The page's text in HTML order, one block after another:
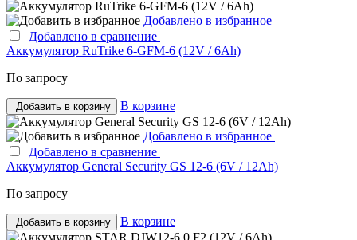
Добавлено в избранное
Добавлено в сравнение
Аккумулятор RuTrike 6-GFM-6 (12V / 6Ah)
По запросу
Добавить в корзину В корзине
Добавлено в избранное
Добавлено в сравнение
Аккумулятор General Security GS 12-6 (6V / 12Ah)
По запросу
Добавить в корзину В корзине